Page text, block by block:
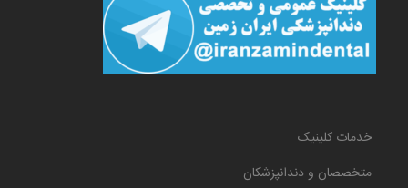
خدمات کلینیک
متخصصان و دندانپزشکان